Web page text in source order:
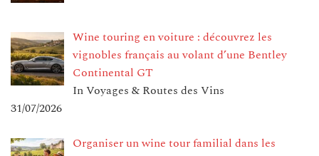
Wine touring en voiture : découvrez les
vignobles français au volant d’une Bentley
Continental GT
In Voyages & Routes des Vins
31/07/2026
Organiser un wine tour familial dans les